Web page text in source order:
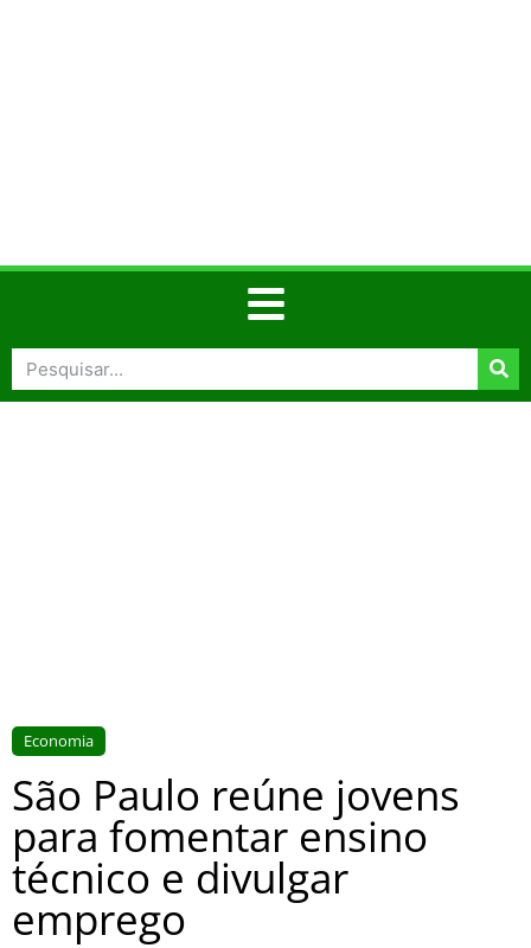
Economia
São Paulo reúne jovens
para fomentar ensino
técnico e divulgar
emprego